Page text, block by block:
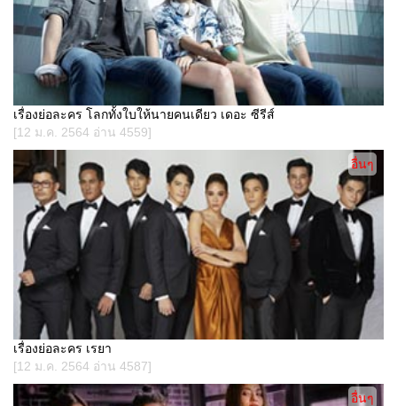
เรื่องย่อละคร โลกทั้งใบให้นายคนเดียว เดอะ ซีรีส์
[12 ม.ค. 2564 อ่าน 4559]
เรื่องย่อละคร เรยา
[12 ม.ค. 2564 อ่าน 4587]
อื่นๆ
อื่นๆ